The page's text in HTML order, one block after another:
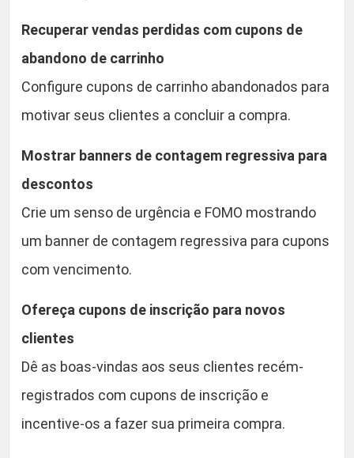
Recuperar vendas perdidas com cupons de
abandono de carrinho
Configure cupons de carrinho abandonados para
motivar seus clientes a concluir a compra.
Mostrar banners de contagem regressiva para
descontos
Crie um senso de urgência e FOMO mostrando
um banner de contagem regressiva para cupons
com vencimento.
Ofereça cupons de inscrição para novos
clientes
Dê as boas-vindas aos seus clientes recém-
registrados com cupons de inscrição e
incentive-os a fazer sua primeira compra.